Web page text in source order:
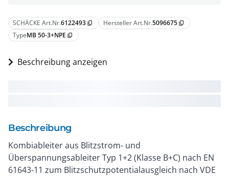
SCHÄCKE Art.Nr.6122493 content_copy Hersteller Art.Nr.5096675 content_copy
TypeMB 50-3+NPE content_copy
Beschreibung anzeigen
Beschreibung
Kombiableiter aus Blitzstrom- und
Überspannungsableiter Typ 1+2 (Klasse B+C) nach EN
61643-11 zum Blitzschutzpotentialausgleich nach VDE